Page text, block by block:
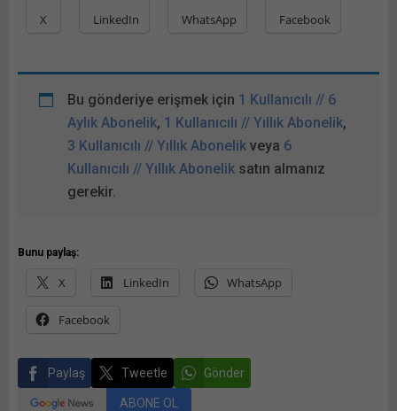
X LinkedIn WhatsApp Facebook
Bu gönderiye erişmek için 1 Kullanıcılı // 6
Aylık Abonelik, 1 Kullanıcılı // Yıllık Abonelik,
3 Kullanıcılı // Yıllık Abonelik veya 6
Kullanıcılı // Yıllık Abonelik satın almanız
gerekir.
Bunu paylaş:
X LinkedIn WhatsApp
Facebook
Paylaş Tweetle Gönder
ABONE OL